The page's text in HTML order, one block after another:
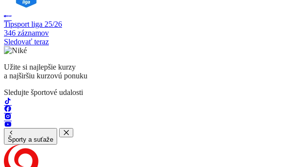
Tipsport liga 25/26
346 záznamov
Sledovať teraz
Užite si najlepšie kurzy
a najširšiu kurzovú ponuku
Sledujte športové udalosti
Športy a suťaže